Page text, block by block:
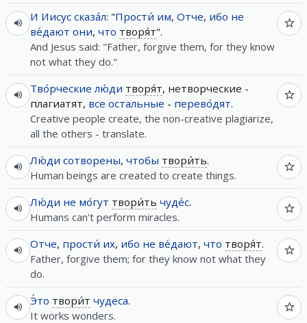
И Иисус сказа́л: "Прости́ им, Отче, ибо не
ве́дают они, что творя́т".
And Jesus said: "Father, forgive them, for they know
not what they do."
Тво́рческие лю́ди творя́т, нетворческие -
плагиатят, все остальные - перево́дят.
Creative people create, the non-creative plagiarize,
all the others - translate.
Лю́ди сотворены, чтобы твори́ть.
Human beings are created to create things.
Лю́ди не мо́гут твори́ть чуде́с.
Humans can't perform miracles.
Отче, прости́ их, ибо не ве́дают, что творя́т.
Father, forgive them; for they know not what they
do.
Э́то твори́т чудеса.
It works wonders.